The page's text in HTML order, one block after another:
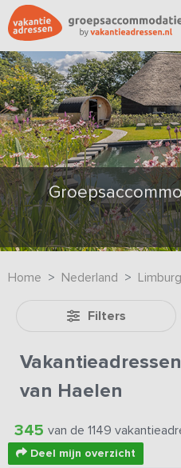
Home Nederland Limburg
Filters
van Haelen
345 van de 1149
Deel mijn overzicht